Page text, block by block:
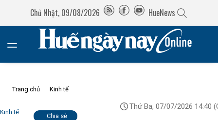
Chủ Nhật, 09/08/2026 HueNews
Trang chủ Kinh tế
Kinh tế
Thứ Ba, 07/07/2026 14:40
Chia sẻ